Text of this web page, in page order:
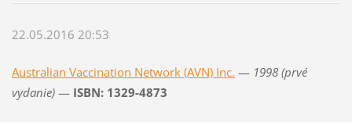
22.05.2016 20:53
Australian Vaccination Network (AVN) Inc. — 1998 (prvé
vydanie)— ISBN: 1329-4873